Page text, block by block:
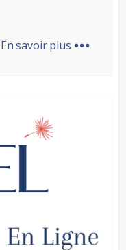
En savoir plus ...